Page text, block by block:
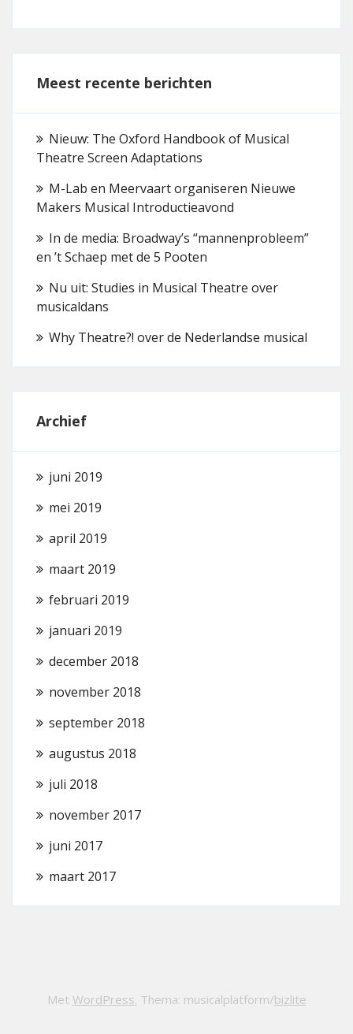
Meest recente berichten
Nieuw: The Oxford Handbook of Musical
Theatre Screen Adaptations
M-Lab en Meervaart organiseren Nieuwe
Makers Musical Introductieavond
In de media: Broadway’s “mannenprobleem”
en ’t Schaep met de 5 Pooten
Nu uit: Studies in Musical Theatre over
musicaldans
Why Theatre?! over de Nederlandse musical
Archief
juni 2019
mei 2019
april 2019
maart 2019
februari 2019
januari 2019
december 2018
november 2018
september 2018
augustus 2018
juli 2018
november 2017
juni 2017
maart 2017
Met WordPress. Thema: musicalplatform/bizlite